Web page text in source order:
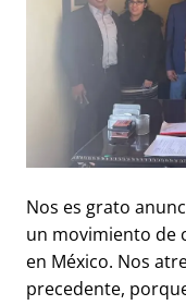
Nos es grato
un movimiento de
en México. Nos
precedente,